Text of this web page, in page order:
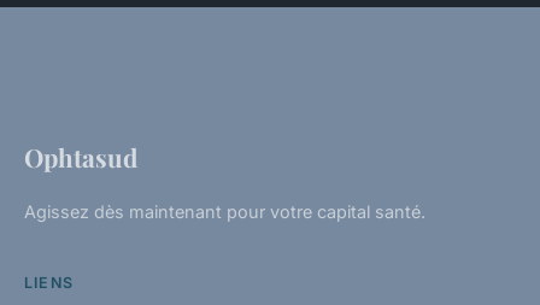
Ophtasud
Agissez dès maintenant pour votre capital santé.
LIENS